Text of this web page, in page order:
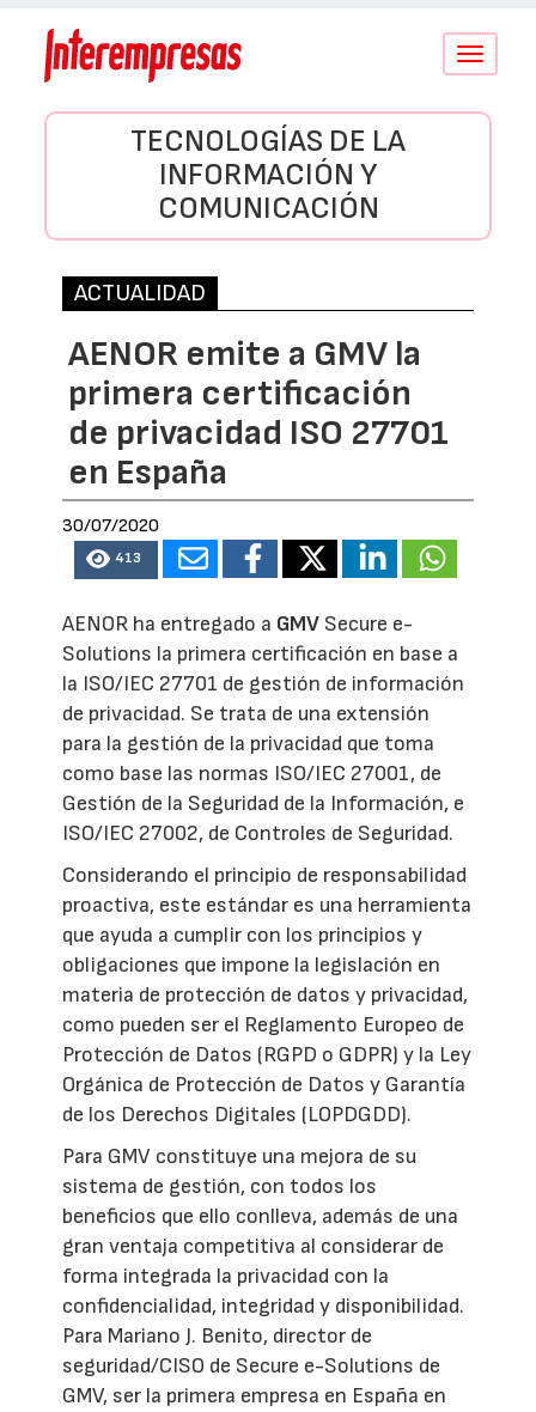
Conmutar
TECNOLOGÍAS DE LA
INFORMACIÓN Y
COMUNICACIÓN
ACTUALIDAD
AENOR emite a GMV la
primera certificación
de privacidad ISO 27701
en España
30/07/2020
413
AENOR ha entregado a GMV Secure e-
Solutions la primera certificación en base a
la ISO/IEC 27701 de gestión de información
de privacidad. Se trata de una extensión
para la gestión de la privacidad que toma
como base las normas ISO/IEC 27001, de
Gestión de la Seguridad de la Información, e
ISO/IEC 27002, de Controles de Seguridad.
Considerando el principio de responsabilidad
proactiva, este estándar es una herramienta
que ayuda a cumplir con los principios y
obligaciones que impone la legislación en
materia de protección de datos y privacidad,
como pueden ser el Reglamento Europeo de
Protección de Datos (RGPD o GDPR) y la Ley
Orgánica de Protección de Datos y Garantía
de los Derechos Digitales (LOPDGDD).
Para GMV constituye una mejora de su
sistema de gestión, con todos los
beneficios que ello conlleva, además de una
gran ventaja competitiva al considerar de
forma integrada la privacidad con la
confidencialidad, integridad y disponibilidad.
Para Mariano J. Benito, director de
seguridad/CISO de Secure e-Solutions de
GMV, ser la primera empresa en España en